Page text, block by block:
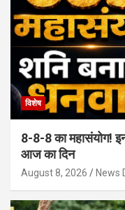
विशेष
8-8-8 का महासंयोग!
आज का दिन
August 8, 2026 News